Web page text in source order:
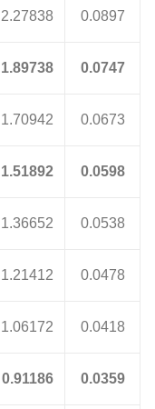
2.27838 0.0897
1.89738 0.0747
1.70942 0.0673
1.51892 0.0598
1.36652 0.0538
1.21412 0.0478
1.06172 0.0418
0.91186 0.0359